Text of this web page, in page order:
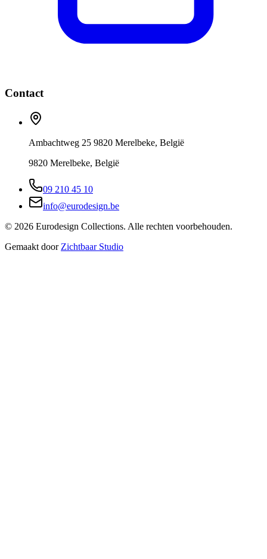
Contact
Ambachtweg 25 9820 Merelbeke, België
9820 Merelbeke, België
09 210 45 10
info@eurodesign.be
© 2026 Eurodesign Collections. Alle rechten voorbehouden.
Gemaakt door Zichtbaar Studio